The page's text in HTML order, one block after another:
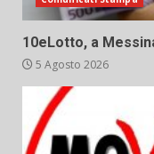
10eLotto, a
5 Agosto 2026